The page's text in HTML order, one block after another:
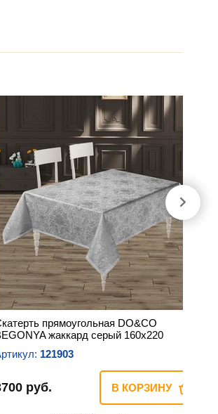
прямоугольная DO&CO
жаккард серый 160х220
121903
руб. В КОРЗИНУ